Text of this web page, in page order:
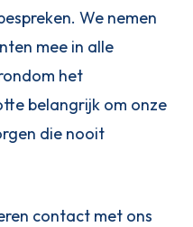
We nemen
mee in alle
het
belangrijk om onze
die nooit
contact met ons